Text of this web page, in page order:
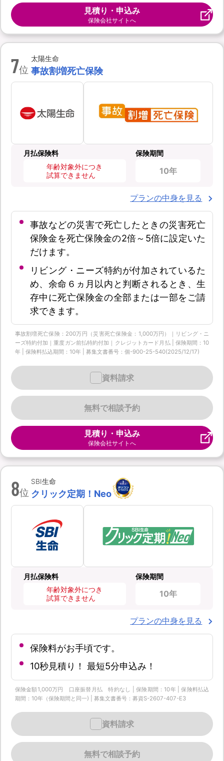
見積り・申込み
保険会社サイトへ
7位
太陽生命
事故割増死亡保険
月払保険料
年齢対象外につき
試算できません
保険期間
10年
プランの中身を見る
事故などの災害で死亡したときの災害死亡
保険金を死亡保険金の2倍～5倍に設定いた
だけます。
リビング・ニーズ特約が付加されているた
め、余命６ヵ月以内と判断されるとき、生
存中に死亡保険金の全部または一部をご請
求できます。
事故割増死亡保険：200万円（災害死亡保険金：1,000万円）｜リビング・ニ
ーズ特約付加｜重度ガン前払特約付加｜クレジットカード月払 | 保険期間：10
年 | 保険料払込期間：10年 | 募集文書番号：個-900-25-540(2025/12/17)
無料で相談予約
資料請求
見積り・申込み
保険会社サイトへ
8位
SBI生命
クリック定期！Neo
月払保険料
年齢対象外につき
試算できません
保険期間
10年
プランの中身を見る
保険料がお手頃です。
10秒見積り！ 最短5分申込み！
保険金額1,000万円 口座振替月払 特約なし | 保険期間：10年 | 保険料払込
期間：10年（保険期間と同一) | 募集文書番号：募資S-2607-407-E3
無料で相談予約
資料請求